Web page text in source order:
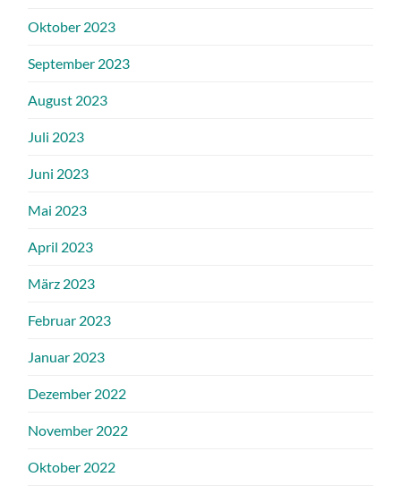
Oktober 2023
September 2023
August 2023
Juli 2023
Juni 2023
Mai 2023
April 2023
März 2023
Februar 2023
Januar 2023
Dezember 2022
November 2022
Oktober 2022